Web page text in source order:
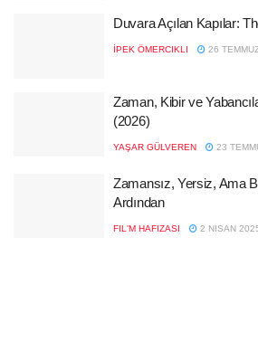
Duvara Açılan Kapılar:
İPEK ÖMERCIKLI 26
Zaman, Kibir ve
(2026)
YAŞAR GÜLVEREN 23
Zamansız, Yersiz, Ama
Ardından
FIL'M HAFIZASI 2 NISAN